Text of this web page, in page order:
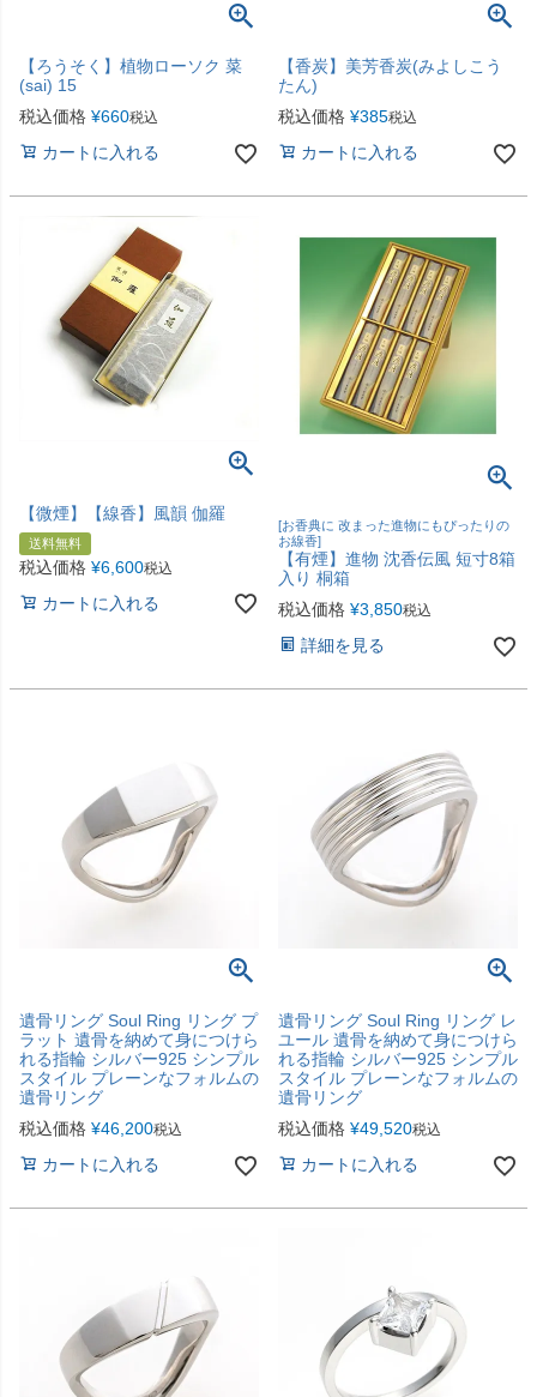
【ろうそく】植物ローソク 菜
(sai) 15
税込価格 ¥660税込
カートに入れる
【香炭】美芳香炭(みよしこう
たん)
税込価格 ¥385税込
カートに入れる
【微煙】【線香】風韻 伽羅
送料無料
税込価格 ¥6,600税込
カートに入れる
[お香典に 改まった進物にもぴったりの
お線香]
【有煙】進物 沈香伝風 短寸8箱
入り 桐箱
税込価格 ¥3,850税込
詳細を見る
遺骨リング Soul Ring リング プ
ラット 遺骨を納めて身につけら
れる指輪 シルバー925 シンプル
スタイル プレーンなフォルムの
遺骨リング
税込価格 ¥46,200税込
カートに入れる
遺骨リング Soul Ring リング レ
ユール 遺骨を納めて身につけら
れる指輪 シルバー925 シンプル
スタイル プレーンなフォルムの
遺骨リング
税込価格 ¥49,520税込
カートに入れる